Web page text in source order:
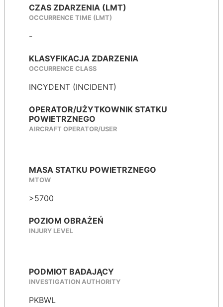
CZAS ZDARZENIA (LMT)
OCCURRENCE TIME (LMT)
-
KLASYFIKACJA ZDARZENIA
OCCURRENCE CLASS
INCYDENT (INCIDENT)
OPERATOR/UŻYTKOWNIK STATKU
POWIETRZNEGO
AIRCRAFT OPERATOR/USER
MASA STATKU POWIETRZNEGO
MTOW
>5700
POZIOM OBRAŻEŃ
INJURY LEVEL
PODMIOT BADAJĄCY
INVESTIGATION AUTHORITY
PKBWL